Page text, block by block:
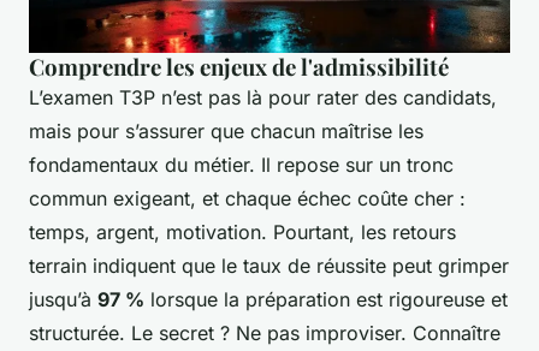
Comprendre les enjeux de l'admissibilité
L’examen T3P n’est pas là pour rater des candidats,
mais pour s’assurer que chacun maîtrise les
fondamentaux du métier. Il repose sur un tronc
commun exigeant, et chaque échec coûte cher :
temps, argent, motivation. Pourtant, les retours
terrain indiquent que le taux de réussite peut grimper
jusqu’à 97 % lorsque la préparation est rigoureuse et
structurée. Le secret ? Ne pas improviser. Connaître